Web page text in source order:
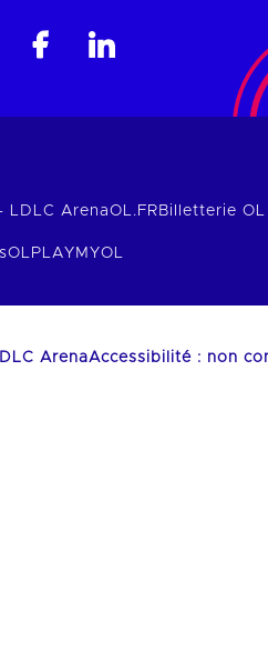
LDLC ArenaOL.FR Billetterie OL
OLPLAY MYOL
ArenaAccessibilité : non